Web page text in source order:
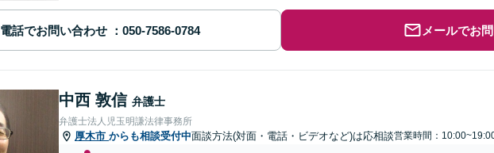
電話でお問い合わせ メールでお
中西 敦信 弁護士
弁護士法人児玉明謙法律事務所
厚木市 からも相談受付中面談方法(対面・電話・ビデオなど)は応相談営業時間：